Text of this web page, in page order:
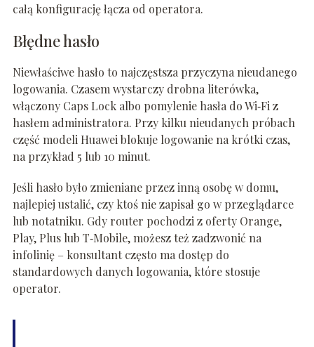
całą konfigurację łącza od operatora.
Błędne hasło
Niewłaściwe hasło to najczęstsza przyczyna nieudanego
logowania. Czasem wystarczy drobna literówka,
włączony Caps Lock albo pomylenie hasła do Wi‑Fi z
hasłem administratora. Przy kilku nieudanych próbach
część modeli Huawei blokuje logowanie na krótki czas,
na przykład 5 lub 10 minut.
Jeśli hasło było zmieniane przez inną osobę w domu,
najlepiej ustalić, czy ktoś nie zapisał go w przeglądarce
lub notatniku. Gdy router pochodzi z oferty Orange,
Play, Plus lub T‑Mobile, możesz też zadzwonić na
infolinię – konsultant często ma dostęp do
standardowych danych logowania, które stosuje
operator.